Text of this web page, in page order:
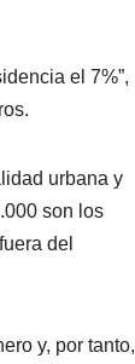
el 7%”,
urbana y
son los
del
y, por tanto,